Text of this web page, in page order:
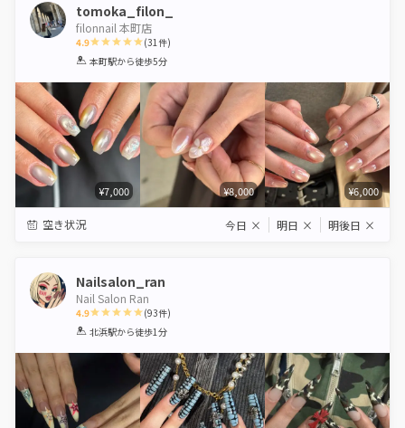
tomoka_filon_
filonnail 本町店
4.9
1 2 3 4 5
(31件)
本町駅から徒歩5分
¥7,000 ¥8,000 ¥6,000
空き状況 今日 × 明日 × 明後日 ×
Nailsalon_ran
Nail Salon Ran
4.9
1 2 3 4 5
(93件)
北浜駅から徒歩1分